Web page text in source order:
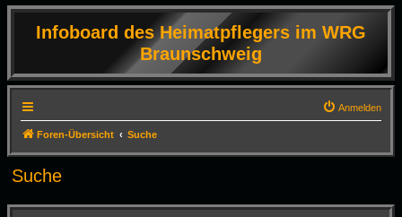
Infoboard des Heimatpflegers im WRG
Braunschweig
Anmelden
Foren-Übersicht Suche
Suche